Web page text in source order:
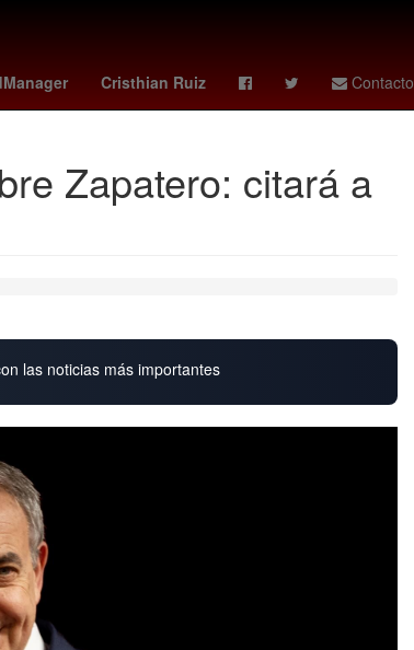
Cristhian Ruiz Contacto
HBO apple el iphone 18 pro max
Zapatero: citará a
las noticias más importantes